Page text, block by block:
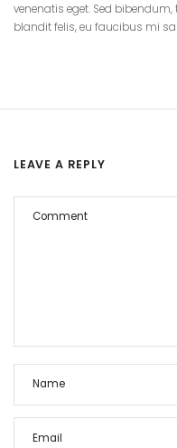
venenatis eget. Sed
blandit felis, eu faucibus mi
LEAVE A REPLY